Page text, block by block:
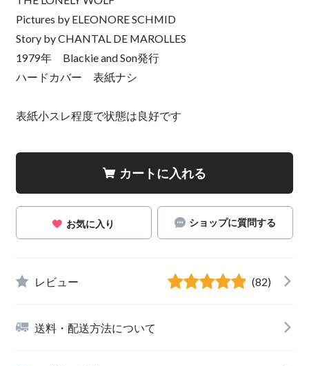
Pictures by ELEONORE SCHMID
Story by CHANTAL DE MAROLLES
1979年 Blackie and Son発行
ハードカバー 表紙ナシ
表紙小スレ程度で状態は良好です
カートに入れる
お気に入り ショップに質問する
レビュー (82)
送料・配送方法について